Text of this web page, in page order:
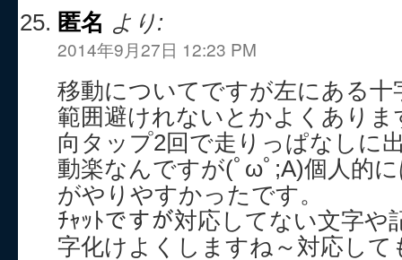
匿名 より:
2014年9月27日 12:23 PM
移動についてですが左にある十
範囲避けれないとかよくありま
向タップ2回で走りっぱなしに
動楽なんですが(ﾟωﾟ;A)個人的
がやりやすかったです。
ﾁｬｯﾄですが対応してない文字や
字化けよくしますね～対応し